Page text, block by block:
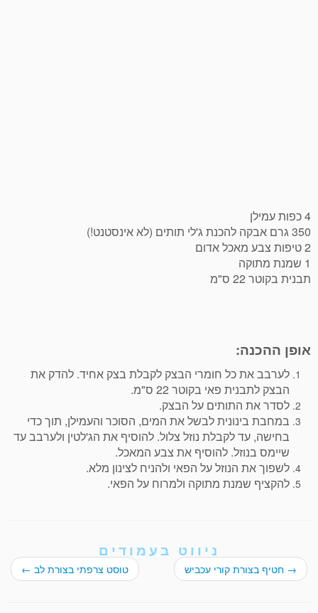
4 כפות עמילן
350 גרם אבקה להכנת ג'לי תותים (לא אינסטנט!)
2 טיפות צבע מאכל אדום
1 שמנת מתוקה
תבנית בקוטר 22 ס"מ
אופן ההכנה:
לערבב את כל חומרי הבצק לקבלת בצק אחיד. להדק את
הבצק לתבנית פאי בקוטר 22 ס"מ.
לסדר את התותים על הבצק.
במחבת בינונית לבשל את המים, הסוכר והעמילן, תוך כדי
בחישה, עד לקבלת נוזל צלול. להוסיף את הג'לטין ולערבב עד
שיימס בנוזל. להוסיף את צבע המאכל.
לשפוך את הנוזל על הפאי ולהניח לצינון מלא.
להקציף שמנת מתוקה ולמרוח על הפאי.
ניווט בעמודים
→ חטיף בצורת קורי עכביש טוסט צרפתי בצורת לב ←